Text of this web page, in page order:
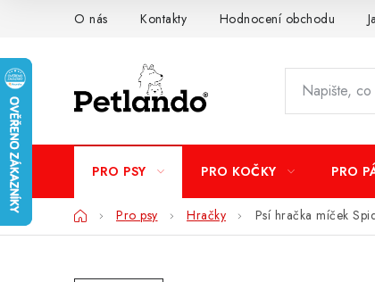
O nás Kontakty Hodnocení obchodu
PRO PSY PRO KOČKY PRO
DomůPro psy Hračky Psí hračka míček